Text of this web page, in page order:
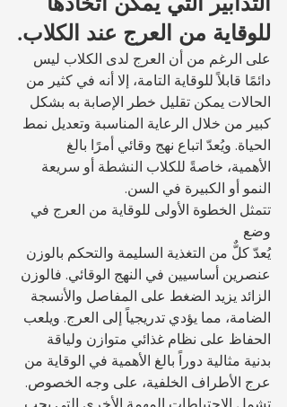
للوقاية من العرج عند الكلاب.
على الرغم من أن العرج لدى الكلاب ليس
دائمًا قابلاً للوقاية التامة، إلا أنه في كثير من
الحالات يمكن تقليل خطر الإصابة به بشكل
كبير من خلال الرعاية المناسبة وتعديل نمط
الحياة. ويُعدّ اتباع نهج وقائي أمرًا بالغ
الأهمية، خاصةً للكلاب النشطة أو سريعة
النمو أو الكبيرة في السن.
تتمثل الخطوة الأولى للوقاية من العرج في
وضع
يُعدّ كلٌّ من التغذية السليمة والتحكم بالوزن
عنصرين أساسيين في النهج الوقائي. فالوزن
الزائد يزيد الضغط على المفاصل والأنسجة
الضامة، مما يؤدي تدريجياً إلى العرج. ويلعب
الحفاظ على نظام غذائي متوازن ولياقة
بدنية مثالية دوراً بالغ الأهمية في الوقاية من
عرج الأطراف الخلفية، على وجه الخصوص.